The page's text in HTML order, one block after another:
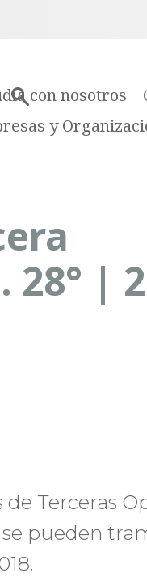
con nosotros
y
|
Terceras
se pueden